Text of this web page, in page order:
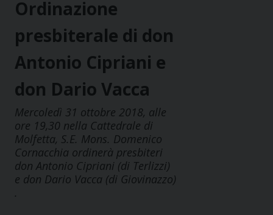
Ordinazione
presbiterale di don
Antonio Cipriani e
don Dario Vacca
Mercoledì 31 ottobre 2018, alle
ore 19,30 nella Cattedrale di
Molfetta, S.E. Mons. Domenico
Cornacchia ordinerà presbiteri
don Antonio Cipriani (di Terlizzi)
e don Dario Vacca (di Giovinazzo)
.